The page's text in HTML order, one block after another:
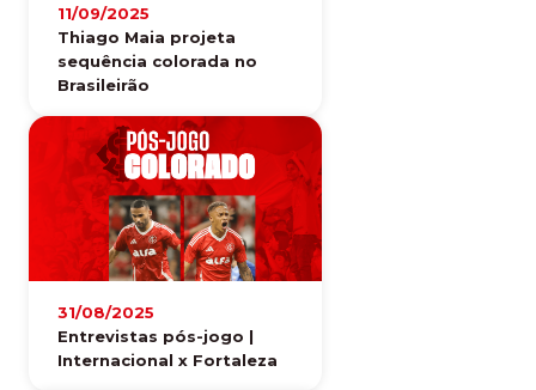
11/09/2025
Thiago Maia projeta
sequência colorada no
Brasileirão
31/08/2025
Entrevistas pós-jogo |
Internacional x Fortaleza